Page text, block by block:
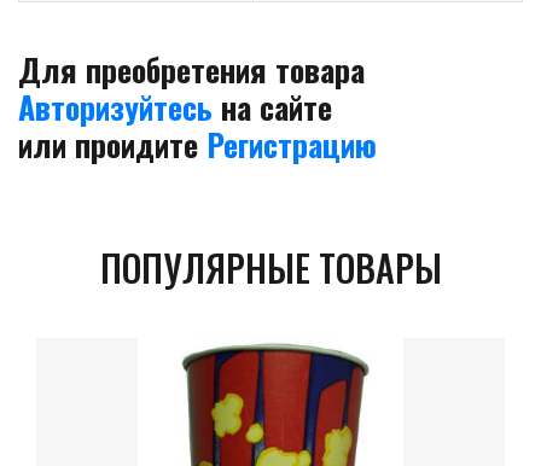
Для преобретения товара
Авторизуйтесь на сайте
или проидите Регистрацию
ПОПУЛЯРНЫЕ ТОВАРЫ